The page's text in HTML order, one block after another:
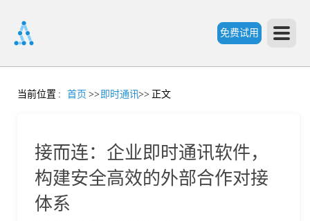
免费试用
首
当前位置 : 首页 >> 即时通讯>> 正文
接而连：企业即时通讯软件，
构建安全高效的外部合作对接
体系